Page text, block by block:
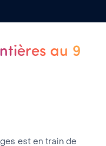
au 9
est en train de